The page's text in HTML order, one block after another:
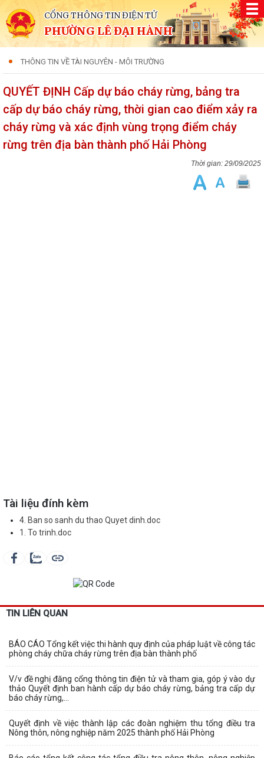
CỔNG THÔNG TIN ĐIỆN TỬ
PHƯỜNG LÊ ĐẠI HÀNH
THÔNG TIN VỀ TÀI NGUYÊN - MÔI TRƯỜNG
QUYẾT ĐỊNH Cấp dự báo cháy rừng, bảng tra
cấp dự báo cháy rừng, thời gian cao điểm xảy ra
cháy rừng và xác định vùng trọng điểm cháy
rừng trên địa bàn thành phố Hải Phòng
29/09/2025
Tài liệu đính kèm
4. Ban so sanh du thao Quyet dinh.doc
1. To trinh.doc
TIN LIÊN QUAN
BÁO CÁO Tổng kết việc thi hành quy định của pháp luật về công tác
phòng cháy chữa cháy rừng trên địa bàn thành phố
V/v đề nghị đăng cổng thông tin điện tử và tham gia, góp ý vào dự
thảo Quyết định ban hành cấp dự báo cháy rừng, bảng tra cấp dự
báo cháy rừng,...
Quyết định về việc thành lập các đoàn nghiệm thu tổng điều tra
Nông thôn, nông nghiệp năm 2025 thành phố Hải Phòng